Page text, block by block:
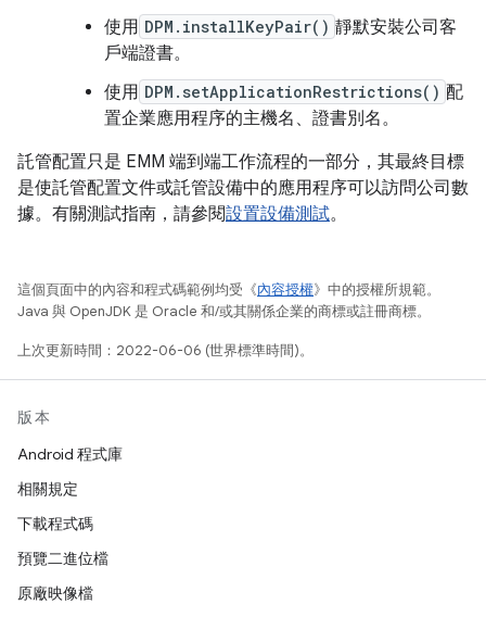
使用 DPM.installKeyPair() 靜默安裝公司客
戶端證書。
使用 DPM.setApplicationRestrictions() 配
置企業應用程序的主機名、證書別名。
託管配置只是 EMM 端到端工作流程的一部分，其最終目標
是使託管配置文件或託管設備中的應用程序可以訪問公司數
據。有關測試指南，請參閱設置設備測試。
這個頁面中的內容和程式碼範例均受《內容授權》中的授權所規範。
Java 與 OpenJDK 是 Oracle 和/或其關係企業的商標或註冊商標。
上次更新時間：2022-06-06 (世界標準時間)。
版本
Android 程式庫
相關規定
下載程式碼
預覽二進位檔
原廠映像檔